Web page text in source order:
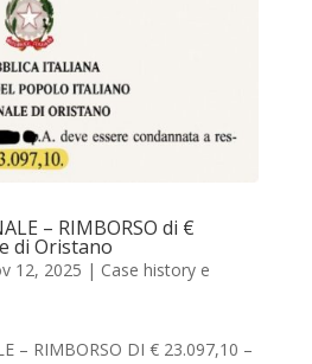
– RIMBORSO di €
di Oristano
12, 2025 | Case history e
– RIMBORSO DI € 23.097,10 –